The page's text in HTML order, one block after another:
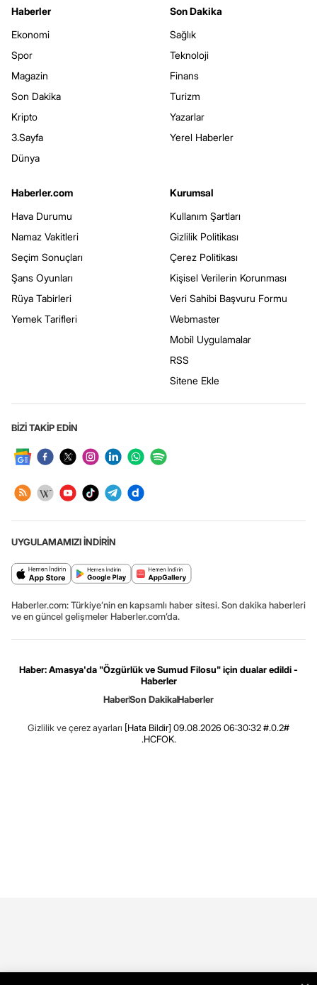
Haberler
Ekonomi
Spor
Magazin
Son Dakika
Kripto
3.Sayfa
Dünya
Son Dakika
Sağlık
Teknoloji
Finans
Turizm
Yazarlar
Yerel Haberler
Haberler.com
Hava Durumu
Namaz Vakitleri
Seçim Sonuçları
Şans Oyunları
Rüya Tabirleri
Yemek Tarifleri
Kurumsal
Kullanım Şartları
Gizlilik Politikası
Çerez Politikası
Kişisel Verilerin Korunması
Veri Sahibi Başvuru Formu
Webmaster
Mobil Uygulamalar
RSS
Sitene Ekle
BİZİ TAKİP EDİN
UYGULAMAMIZI İNDİRİN
Haberler.com: Türkiye’nin en kapsamlı haber sitesi. Son dakika haberleri
ve en güncel gelişmeler Haberler.com’da.
Haber: Amasya'da "Özgürlük ve Sumud Filosu" için dualar edildi -
Haberler
HaberSon DakikaHaberler
Gizlilik ve çerez ayarları [Hata Bildir] 09.08.2026 06:30:32 #.0.2#
.HCFOK.